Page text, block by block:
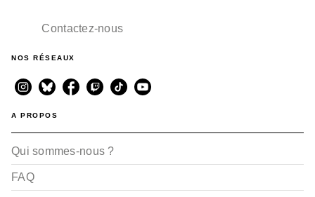
Contactez-nous
NOS RÉSEAUX
A PROPOS
Qui sommes-nous ?
FAQ